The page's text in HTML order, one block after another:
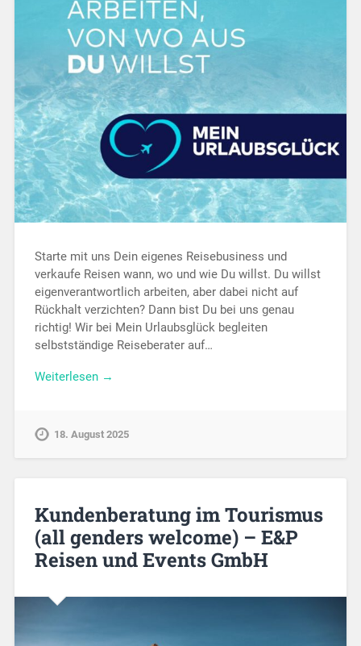
Starte mit uns Dein eigenes Reisebusiness und
verkaufe Reisen wann, wo und wie Du willst. Du willst
eigenverantwortlich arbeiten, aber dabei nicht auf
Rückhalt verzichten? Dann bist Du bei uns genau
richtig! Wir bei Mein Urlaubsglück begleiten
selbstständige Reiseberater auf…
Weiterlesen →
18. August 2025
Kundenberatung im Tourismus
(all genders welcome) – E&P
Reisen und Events GmbH